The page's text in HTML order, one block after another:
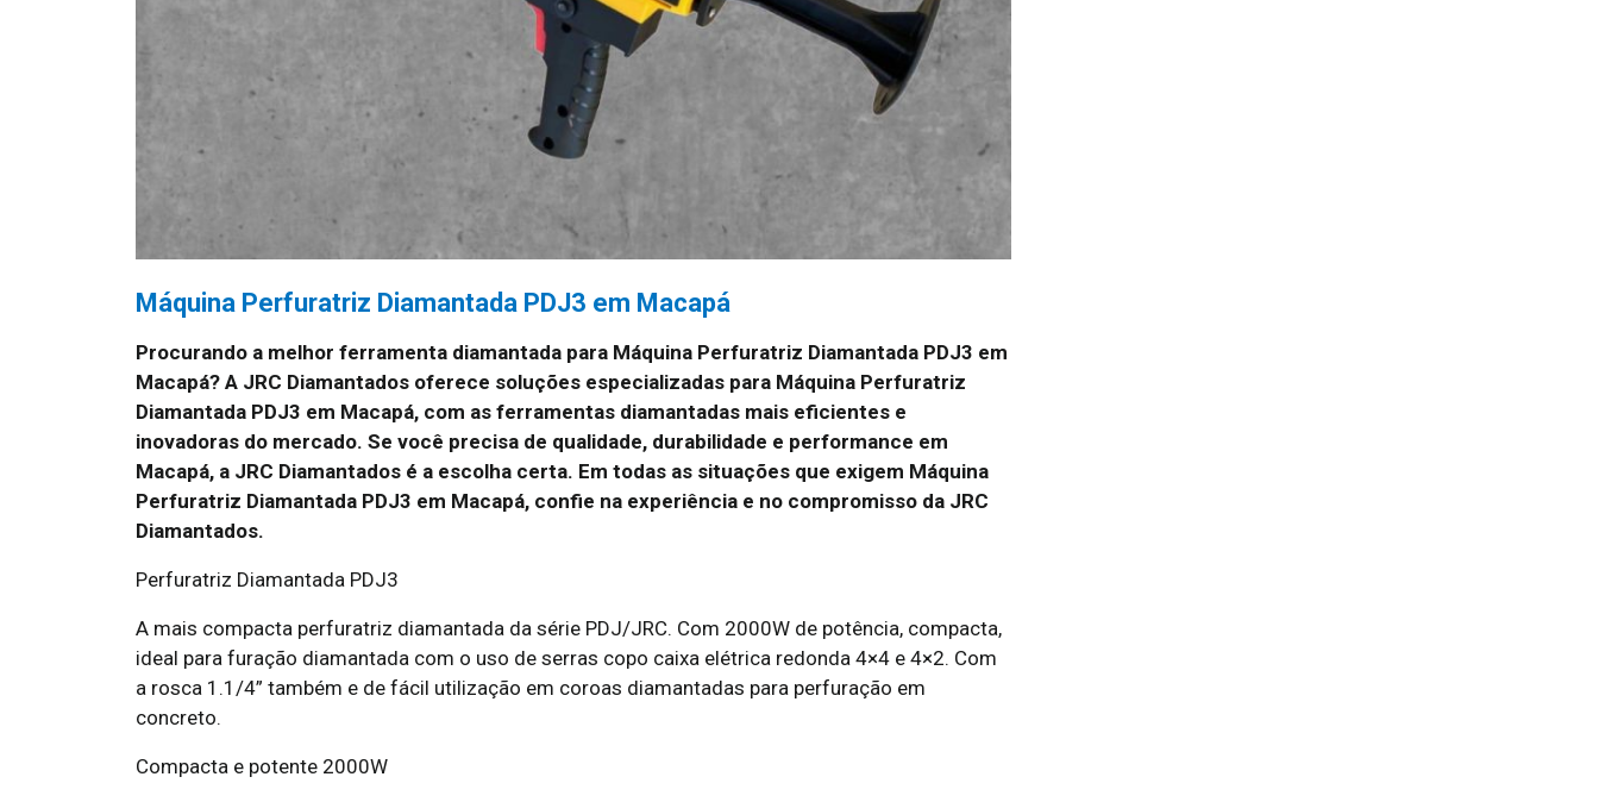
Máquina Perfuratriz Diamantada PDJ3 em Macapá
Procurando a melhor ferramenta diamantada para Máquina Perfuratriz Diamantada PDJ3 em
Macapá? A JRC Diamantados oferece soluções especializadas para Máquina Perfuratriz
Diamantada PDJ3 em Macapá, com as ferramentas diamantadas mais eficientes e
inovadoras do mercado. Se você precisa de qualidade, durabilidade e performance em
Macapá, a JRC Diamantados é a escolha certa. Em todas as situações que exigem Máquina
Perfuratriz Diamantada PDJ3 em Macapá, confie na experiência e no compromisso da JRC
Diamantados.
Perfuratriz Diamantada PDJ3
A mais compacta perfuratriz diamantada da série PDJ/JRC. Com 2000W de potência, compacta,
ideal para furação diamantada com o uso de serras copo caixa elétrica redonda 4×4 e 4×2. Com
a rosca 1.1/4” também e de fácil utilização em coroas diamantadas para perfuração em
concreto.
Compacta e potente 2000W